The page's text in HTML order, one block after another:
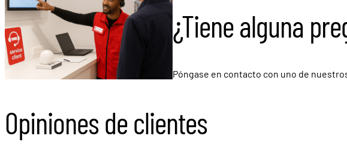
¿Tiene alguna
Póngase en contacto con uno de
Opiniones de clientes